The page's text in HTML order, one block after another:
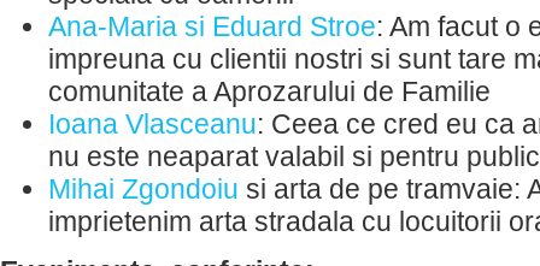
Ana-Maria si Eduard Stroe: Am facut o
impreuna cu clientii nostri si sunt tare
comunitate a Aprozarului de Familie
Ioana Vlasceanu: Ceea ce cred eu ca
nu este neaparat valabil si pentru
Mihai Zgondoiu si arta de pe tramvaie:
imprietenim arta stradala cu locuitorii